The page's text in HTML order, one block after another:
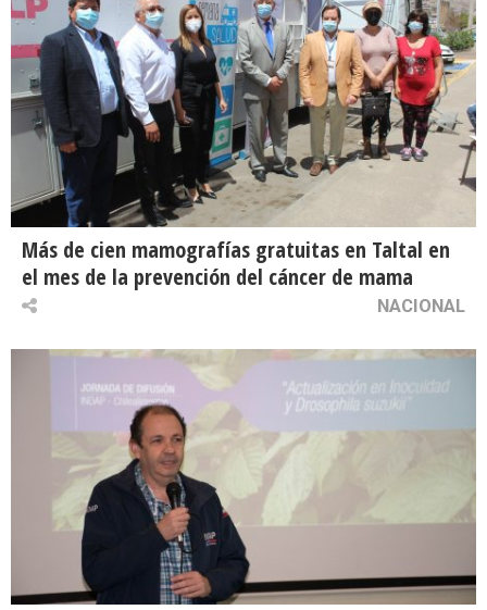
Más de cien mamografías gratuitas en Taltal en
el mes de la prevención del cáncer de mama
NACIONAL